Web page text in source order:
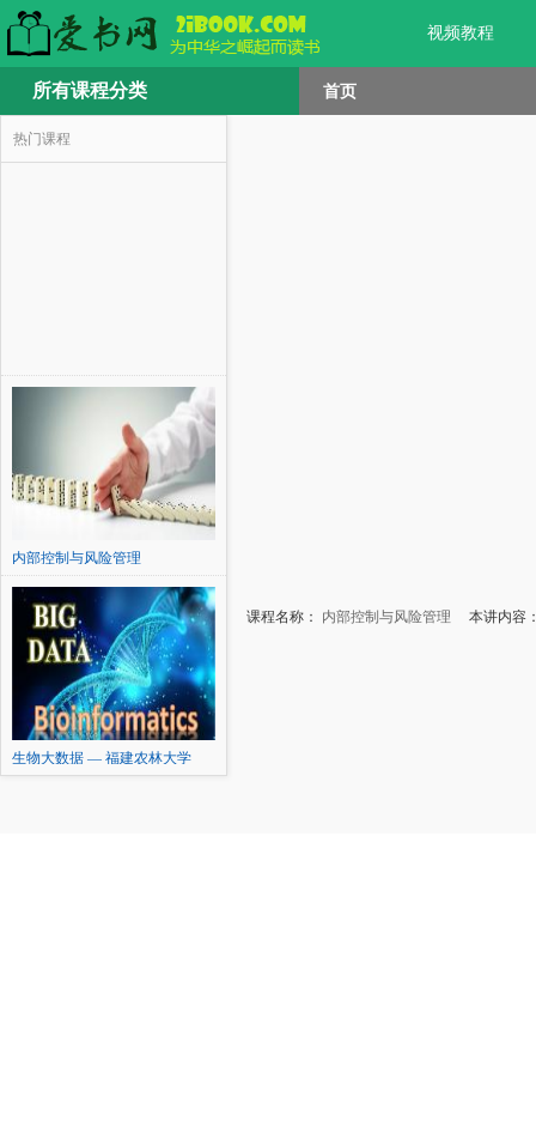
视频教程
所有课程分类 首页
热门课程
内部控制与风险管理
生物大数据 — 福建农林大学
课程名称： 内部控制与风险管理 本讲内容